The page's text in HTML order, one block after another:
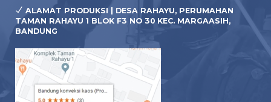
ALAMAT PRODUKSI | DESA RAHAYU, PERUMAHAN
TAMAN RAHAYU 1 BLOK F3 NO 30 KEC. MARGAASIH,
BANDUNG